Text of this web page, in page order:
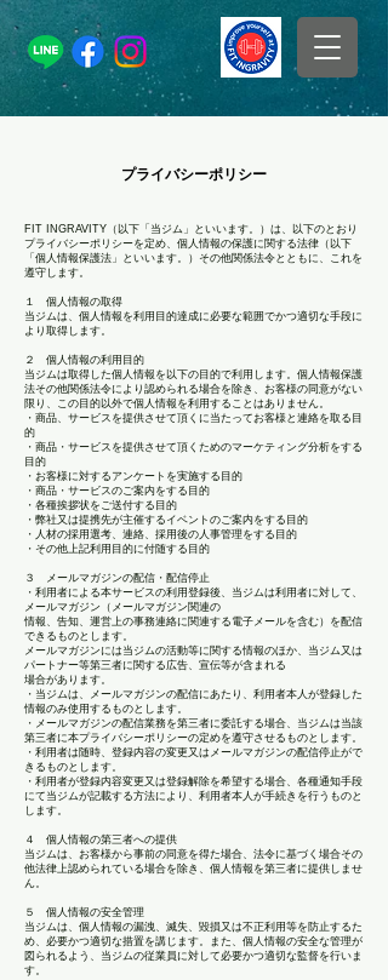
プライバシーポリシー
FIT INGRAVITY（以下「当ジム」といいます。）は、以下のとおり
プライバシーポリシーを定め、個人情報の保護に関する法律（以下
「個人情報保護法」といいます。）その他関係法令とともに、これを
遵守します。
１ 個人情報の取得
当ジムは、個人情報を利用目的達成に必要な範囲でかつ適切な手段に
より取得します。
２ 個人情報の利用目的
当ジムは取得した個人情報を以下の目的で利用します。個人情報保護
法その他関係法令により認められる場合を除き、お客様の同意がない
限り、この目的以外で個人情報を利用することはありません。
・商品、サービスを提供させて頂くに当たってお客様と連絡を取る目
的
・商品・サービスを提供させて頂くためのマーケティング分析をする
目的
・お客様に対するアンケートを実施する目的
・商品・サービスのご案内をする目的
・各種挨拶状をご送付する目的
・弊社又は提携先が主催するイベントのご案内をする目的
・人材の採用選考、連絡、採用後の人事管理をする目的
・その他上記利用目的に付随する目的
３ メールマガジンの配信・配信停止
・利用者による本サービスの利用登録後、当ジムは利用者に対して、
メールマガジン（メールマガジン関連の
情報、告知、運営上の事務連絡に関連する電子メールを含む）を配信
できるものとします。
メールマガジンには当ジムの活動等に関する情報のほか、当ジム又は
パートナー等第三者に関する広告、宣伝等が含まれる
場合があります。
・当ジムは、メールマガジンの配信にあたり、利用者本人が登録した
情報のみ使用するものとします。
・メールマガジンの配信業務を第三者に委託する場合、当ジムは当該
第三者に本プライバシーポリシーの定めを遵守させるものとします。
・利用者は随時、登録内容の変更又はメールマガジンの配信停止がで
きるものとします。
・利用者が登録内容変更又は登録解除を希望する場合、各種通知手段
にて当ジムが記載する方法により、利用者本人が手続きを行うものと
します。
４ 個人情報の第三者への提供
当ジムは、お客様から事前の同意を得た場合、法令に基づく場合その
他法律上認められている場合を除き、個人情報を第三者に提供しませ
ん。
５ 個人情報の安全管理
当ジムは、個人情報の漏洩、滅失、毀損又は不正利用等を防止するた
め、必要かつ適切な措置を講じます。また、個人情報の安全な管理が
図られるよう、当ジムの従業員に対して必要かつ適切な監督を行いま
す。